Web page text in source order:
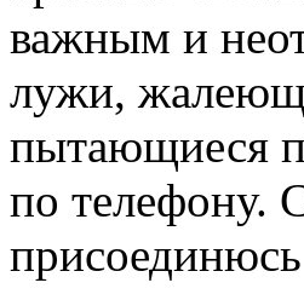
важным и
лужи,
пытающиеся
по телефону.